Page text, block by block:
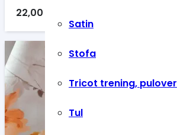
Satin
Stofa
Tricot trening, pulover
Tul
22,00